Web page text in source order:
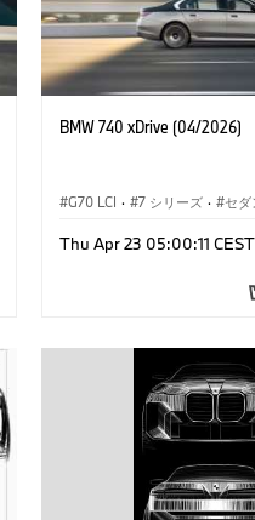
BMW 740 xDrive (04/2026)
G70 LCI · 7 シリーズ · セダ
M760e
Thu Apr 23 05:00:11